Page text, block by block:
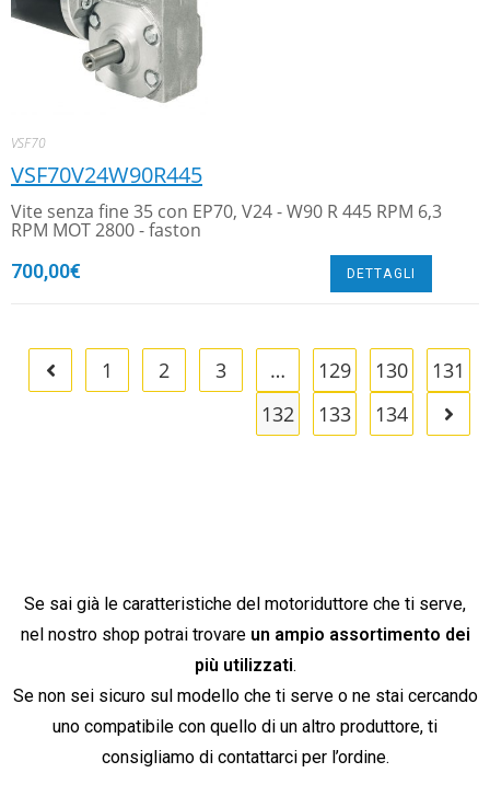
VSF70
VSF70V24W90R445
Vite senza fine 35 con EP70, V24 - W90 R 445 RPM 6,3
RPM MOT 2800 - faston
700,00€ DETTAGLI
1 2 3 … 129 130
131
132
133 134
Se sai già le caratteristiche del motoriduttore che ti serve,
nel nostro shop potrai trovare un ampio assortimento dei
più utilizzati.
Se non sei sicuro sul modello che ti serve o ne stai cercando
uno compatibile con quello di un altro produttore, ti
consigliamo di contattarci per l’ordine.